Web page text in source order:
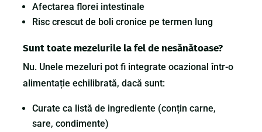
Afectarea florei intestinale
Risc crescut de boli cronice pe termen lung
Sunt toate mezelurile la fel de nesănătoase?
Nu. Unele mezeluri pot fi integrate ocazional într-o
alimentație echilibrată, dacă sunt:
Curate ca listă de ingrediente (conțin carne,
sare, condimente)